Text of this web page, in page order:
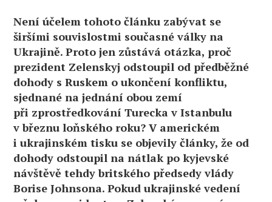
Není účelem tohoto článku zabývat se
širšími souvislostmi současné války na
Ukrajině. Proto jen zůstává otázka, proč
prezident Zelenskyj odstoupil od předběžné
dohody s Ruskem o ukončení konfliktu,
sjednané na jednání obou zemí
při zprostředkování Turecka v Istanbulu
v březnu loňského roku? V americkém
i ukrajinském tisku se objevily články, že od
dohody odstoupil na nátlak po kyjevské
návštěvě tehdy britského předsedy vlády
Borise Johnsona. Pokud ukrajinské vedení